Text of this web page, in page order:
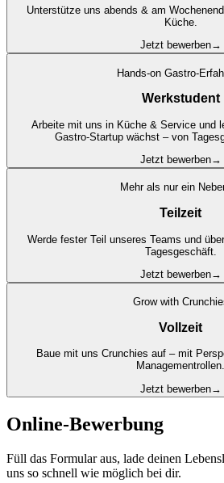
Unterstütze uns abends & am
Küche.
Jetzt bewerben→
Hands-on Gastro-
Werkstudent
Arbeite mit uns in Küche & Service und
Gastro-Startup wächst – von
Jetzt bewerben→
Mehr als nur ein
Teilzeit
Werde fester Teil unseres Teams und
Tagesgeschäft.
Jetzt bewerben→
Grow with
Vollzeit
Baue mit uns Crunchies auf – mit
Managementrollen.
Jetzt bewerben→
Online-Bewerbung
Füll das Formular aus, lade deinen
uns so schnell wie möglich bei dir.